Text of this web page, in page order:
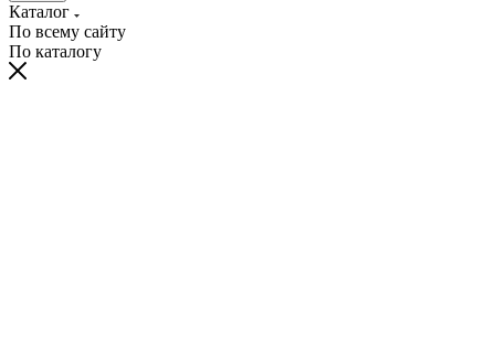
Каталог
По всему сайту
По каталогу